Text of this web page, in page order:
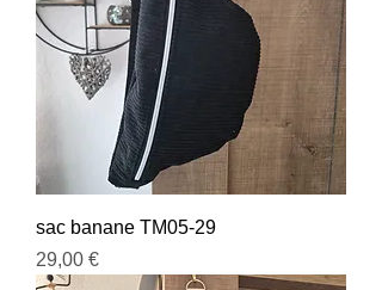
sac banane TM05-29
Prix
29,00 €